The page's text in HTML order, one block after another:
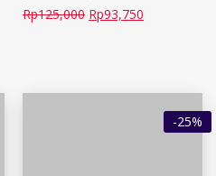
Rp125,000 Rp93,750
-25%